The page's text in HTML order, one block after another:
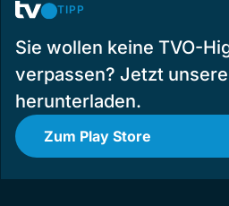
TIPP
Sie wollen keine TVO-
verpassen? Jetzt
herunterladen.
Zum Play Store